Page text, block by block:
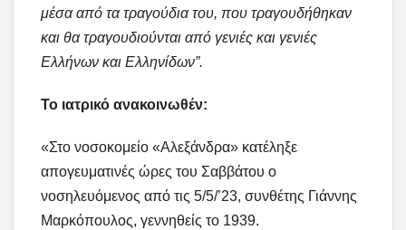
μέσα από τα τραγούδια του, που τραγουδήθηκαν
και θα τραγουδιούνται από γενιές και γενιές
Ελλήνων και Ελληνίδων”.
Το ιατρικό ανακοινωθέν:
«Στο νοσοκομείο «Αλεξάνδρα» κατέληξε
απογευματινές ώρες του Σαββάτου ο
νοσηλευόμενος από τις 5/5/’23, συνθέτης Γιάννης
Μαρκόπουλος, γεννηθείς το 1939.